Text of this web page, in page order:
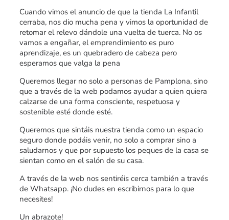
Cuando vimos el anuncio de que la tienda La Infantil
cerraba, nos dio mucha pena y vimos la oportunidad de
retomar el relevo dándole una vuelta de tuerca. No os
vamos a engañar, el emprendimiento es puro
aprendizaje, es un quebradero de cabeza pero
esperamos que valga la pena
Queremos llegar no solo a personas de Pamplona, sino
que a través de la web podamos ayudar a quien quiera
calzarse de una forma consciente, respetuosa y
sostenible esté donde esté.
Queremos que sintáis nuestra tienda como un espacio
seguro donde podáis venir, no solo a comprar sino a
saludarnos y que por supuesto los peques de la casa se
sientan como en el salón de su casa.
A través de la web nos sentiréis cerca también a través
de Whatsapp. ¡No dudes en escribirnos para lo que
necesites!
Un abrazote!